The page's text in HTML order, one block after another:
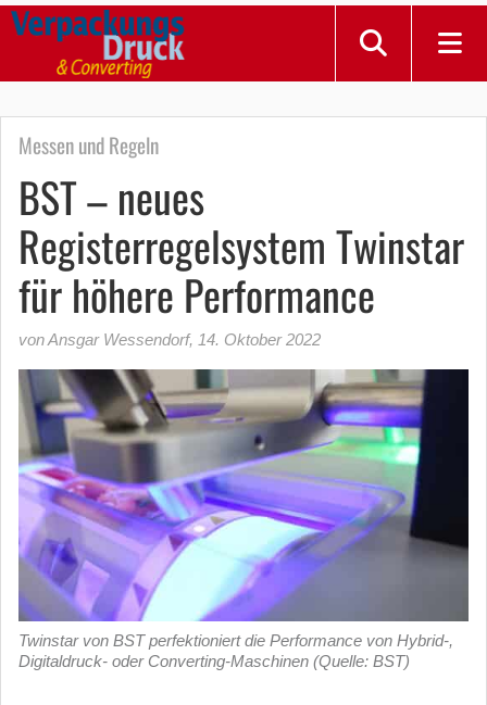
Messen und Regeln
BST – neues
Registerregelsystem Twinstar
für höhere Performance
von Ansgar Wessendorf, 14. Oktober 2022
Twinstar von BST perfektioniert die Performance von Hybrid-,
Digitaldruck- oder Converting-Maschinen (Quelle: BST)